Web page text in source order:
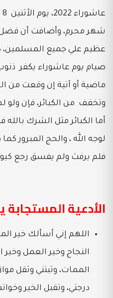
شهر محرم، وأضافت أن
عظيم علي جميع المسلمين،
صيام يوم عاشوراء يكفر
ماضية أو آتية إن وقعت من
وتخفف من الكبائر، فإن ولو
أما الكبائر مثل الشرك بالله
لوجه الله ، والحج المبرور
فلم يرفث ولم يفسق رجع
الأدعية المستجابة
اللهم إني أسألك خير
النجاح وخير العمل وخير
الممات، وثبتني وثقل
درجتي، وتقبل الخير